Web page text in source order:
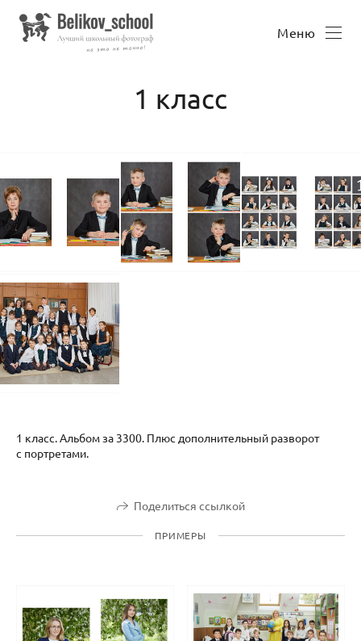
Меню
1 класс
1 класс. Альбом за 3300. Плюс дополнительный разворот
с портретами.
Поделиться ссылкой
ПРИМЕРЫ